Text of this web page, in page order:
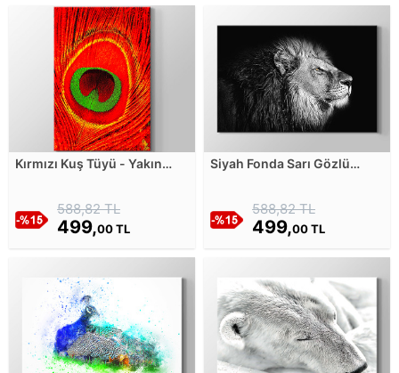
Kırmızı Kuş Tüyü - Yakın
588,82 TL
499,00 TL
Siyah Fonda Sarı Gözlü
588,82 TL
499,00 TL